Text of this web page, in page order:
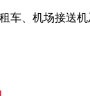
、机场接送